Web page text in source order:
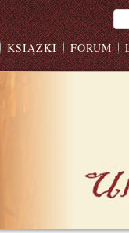
KSIĄŻKI FORUM